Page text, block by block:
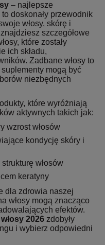
– najlepsze
doskonały przewodnik
włosy, skórę i
szczegółowe
które zostały
ich składu,
Zadbane włosy to
mogą być
niezbędnych
które wyróżniają
aktywnych takich jak:
wzrost włosów
kondycję skóry i
włosów
keratyny
dla zdrowia naszej
włosy mogą znacząco
efektów.
2026 zdobyły
i wybierz odpowiedni